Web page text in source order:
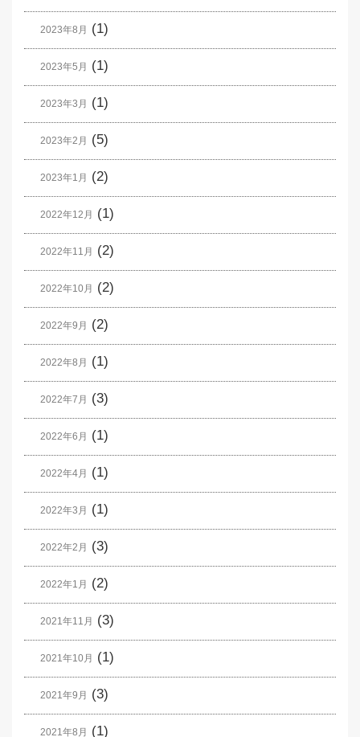
2023年8月 (1)
2023年5月 (1)
2023年3月 (1)
2023年2月 (5)
2023年1月 (2)
2022年12月 (1)
2022年11月 (2)
2022年10月 (2)
2022年9月 (2)
2022年8月 (1)
2022年7月 (3)
2022年6月 (1)
2022年4月 (1)
2022年3月 (1)
2022年2月 (3)
2022年1月 (2)
2021年11月 (3)
2021年10月 (1)
2021年9月 (3)
2021年8月 (1)